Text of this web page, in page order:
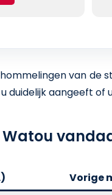
van de
duidelijk aangeeft of
Watou
Vorige